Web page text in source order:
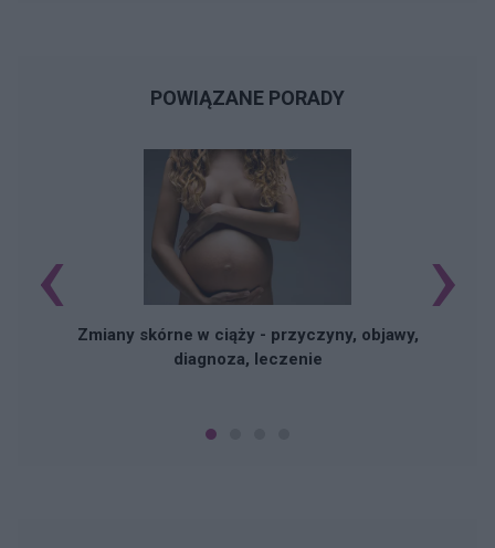
POWIĄZANE PORADY
Zmiany skórne w ciąży - przyczyny, objawy,
diagnoza, leczenie
‹ ›